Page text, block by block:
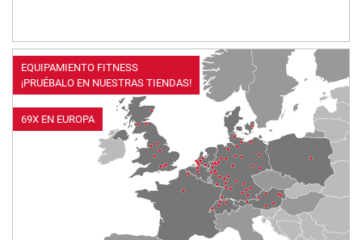
EQUIPAMIENTO FITNESS
¡PRUÉBALO EN NUESTRAS TIENDAS!
69X EN EUROPA